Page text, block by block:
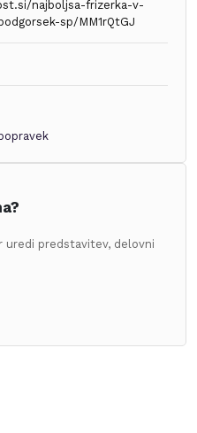
najboljsa-frizerka-v-
sp/MM1rQtGJ
uredi predstavitev, delovni